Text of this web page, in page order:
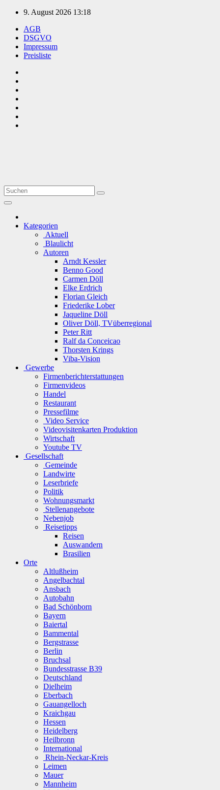
Zum
springen
9. August 2026 13:18
AGB
DSGVO
Impressum
Preisliste
Kategorien
Aktuell
Blaulicht
Autoren
Arndt Kessler
Benno Good
Carmen Döll
Elke Erdrich
Florian Gleich
Friederike Lober
Jaqueline Döll
Oliver Döll, TVüberregional
Peter Ritt
Ralf da Conceicao
Thorsten Krings
Viba-Vision
Gewerbe
Firmenberichterstattungen
Firmenvideos
Handel
Restaurant
Pressefilme
Video Service
Videovisitenkarten Produktion
Wirtschaft
Youtube TV
Gesellschaft
Gemeinde
Landwirte
Leserbriefe
Politik
Wohnungsmarkt
Stellenangebote
Nebenjob
Reisetipps
Reisen
Auswandern
Brasilien
Orte
Altlußheim
Angelbachtal
Ansbach
Autobahn
Bad Schönborn
Bayern
Baiertal
Bammental
Bergstrasse
Berlin
Bruchsal
Bundesstrasse B39
Deutschland
Dielheim
Eberbach
Gauangelloch
Kraichgau
Hessen
Heidelberg
Heilbronn
International
Rhein-Neckar-Kreis
Leimen
Mauer
Mannheim